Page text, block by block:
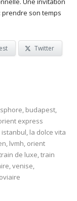
son temps
Twitter
, budapest,
express
istanbul, la dolce vita
, lvmh, orient
de luxe,train
,venise,